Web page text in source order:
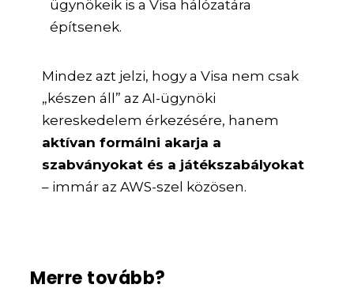
ügynökeik is a Visa hálózatára
építsenek.
Mindez azt jelzi, hogy a Visa nem csak
„készen áll” az AI-ügynöki
kereskedelem érkezésére, hanem
aktívan formálni akarja a
szabványokat és a játékszabályokat
– immár az AWS-szel közösen.
Merre tovább?